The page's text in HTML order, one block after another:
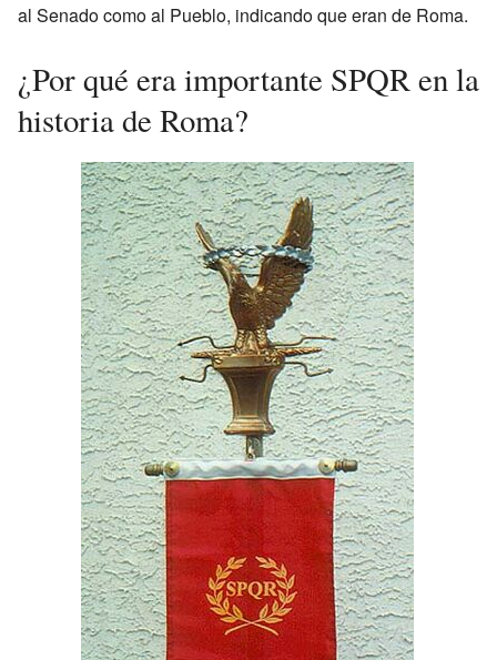
al Senado como al Pueblo, indicando que eran de Roma.
¿Por qué era importante SPQR en la
historia de Roma?